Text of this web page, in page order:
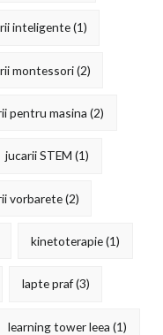
inteligente(1)
montessori(2)
pentru masina (2)
jucarii STEM (1)
vorbarete(2)
kinetoterapie(1)
lapte praf(3)
learning tower leea (1)